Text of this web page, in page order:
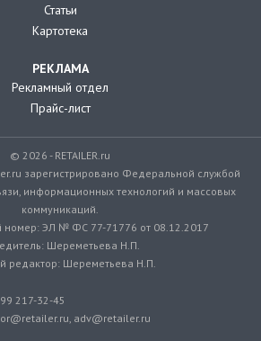
Статьи
Картотека
РЕКЛАМА
Рекламный отдел
Прайс-лист
© 2026 - RETAILER.ru
зарегистрировано Федеральной службой
информационных технологий и массовых
коммуникаций.
номер: ЭЛ № ФС 77-71776 от 08.12.2017
Шереметьева Н.П.
редактор: Шереметьева Н.П.
217-32-45
adv@retailer.ru